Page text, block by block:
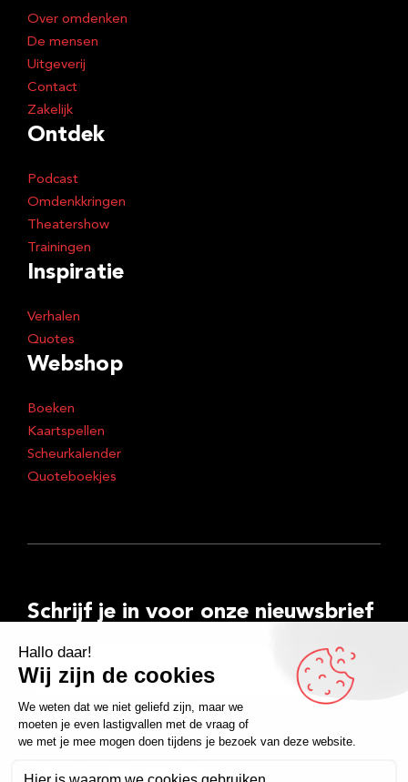
Over omdenken
De mensen
Uitgeverij
Contact
Zakelijk
Ontdek
Podcast
Omdenkkringen
Theatershow
Trainingen
Inspiratie
Verhalen
Quotes
Webshop
Boeken
Kaartspellen
Scheurkalender
Quoteboekjes
Schrijf je in voor onze nieuwsbrief
E-
mailadres
Inschrijven
FacebookInstagramLinkedInYouTubeSpotify